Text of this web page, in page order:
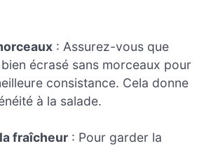
: Assurez-vous que
bien écrasé sans morceaux pour
consistance. Cela donne
à la salade.
fraîcheur : Pour garder la